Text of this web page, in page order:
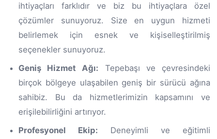
ihtiyaçları farklıdır ve biz bu ihtiyaçlara özel
çözümler sunuyoruz. Size en uygun hizmeti
belirlemek için esnek ve kişiselleştirilmiş
seçenekler sunuyoruz.
Geniş Hizmet Ağı: Tepebaşı ve çevresindeki
birçok bölgeye ulaşabilen geniş bir sürücü ağına
sahibiz. Bu da hizmetlerimizin kapsamını ve
erişilebilirliğini artırıyor.
Profesyonel Ekip: Deneyimli ve eğitimli